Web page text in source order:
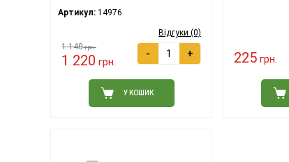
Артикул: 14976
Відгуки (0)
1 140грн.
1 220 грн.
- +
У КОШИК
225 грн.